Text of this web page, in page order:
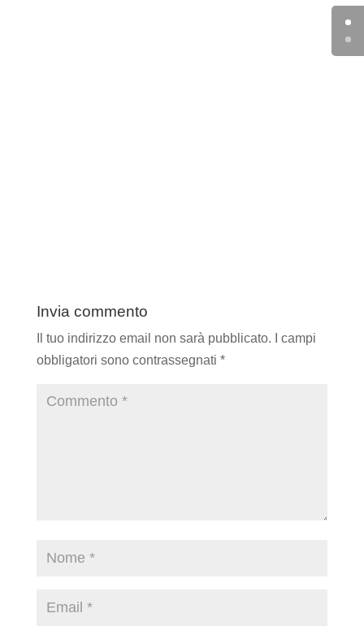
Invia commento
Il tuo indirizzo email non sarà pubblicato.
I campi
obbligatori sono contrassegnati *